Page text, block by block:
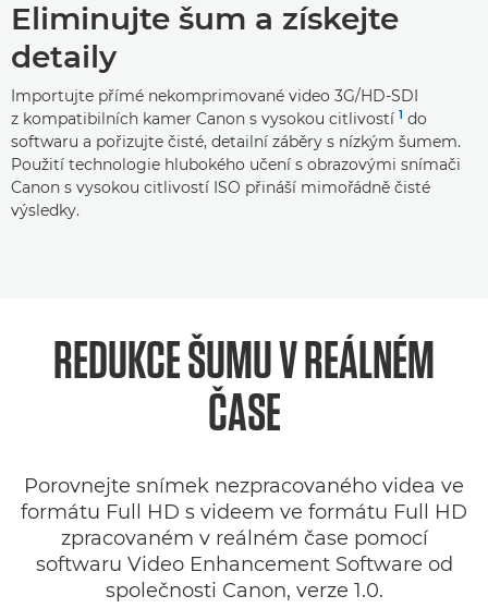
Eliminujte šum a získejte
detaily
Importujte přímé nekomprimované video 3G/HD-SDI
z kompatibilních kamer Canon s vysokou citlivostí 1 do
softwaru a pořizujte čisté, detailní záběry s nízkým šumem.
Použití technologie hlubokého učení s obrazovými snímači
Canon s vysokou citlivostí ISO přináší mimořádně čisté
výsledky.
REDUKCE ŠUMU V REÁLNÉM
ČASE
Porovnejte snímek nezpracovaného videa ve
formátu Full HD s videem ve formátu Full HD
zpracovaném v reálném čase pomocí
softwaru Video Enhancement Software od
společnosti Canon, verze 1.0.